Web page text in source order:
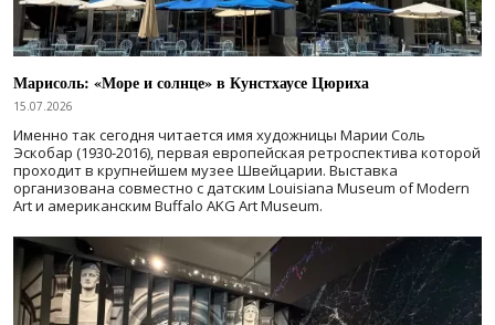
Марисоль: «Море и солнце» в Кунстхаусе Цюриха
15.07.2026
Именно так сегодня читается имя художницы Марии Соль
Эскобар (1930-2016), первая европейская ретроспектива которой
проходит в крупнейшем музее Швейцарии. Выставка
организована совместно с датским Louisiana Museum of Modern
Art и американским Buffalo AKG Art Museum.